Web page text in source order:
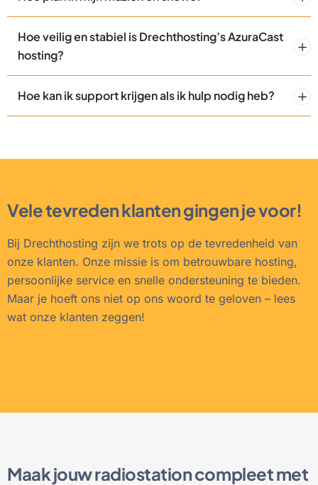
Hoe veilig en stabiel is Drechthosting’s AzuraCast
hosting?
Hoe kan ik support krijgen als ik hulp nodig heb?
Vele tevreden klanten gingen je voor!
Bij Drechthosting zijn we trots op de tevredenheid van
onze klanten. Onze missie is om betrouwbare hosting,
persoonlijke service en snelle ondersteuning te bieden.
Maar je hoeft ons niet op ons woord te geloven – lees
wat onze klanten zeggen!
Maak jouw radiostation compleet met